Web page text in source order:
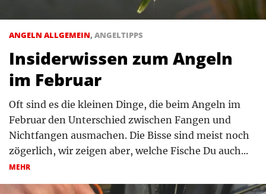
ANGELN ALLGEMEIN, ANGELTIPPS
Insiderwissen zum Angeln
im Februar
Oft sind es die kleinen Dinge, die beim Angeln im
Februar den Unterschied zwischen Fangen und
Nichtfangen ausmachen. Die Bisse sind meist noch
zögerlich, wir zeigen aber, welche Fische Du auch...
MEHR